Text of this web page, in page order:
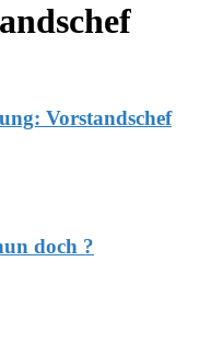
Vorstandschef
doch ?